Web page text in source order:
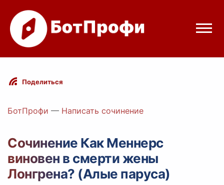
Режимы бота
Цены
Вход с Telegram
Поделиться
БотПрофи — Написать сочинение
Сочинение Как Меннерс
виновен в смерти жены
Лонгрена? (Алые паруса)